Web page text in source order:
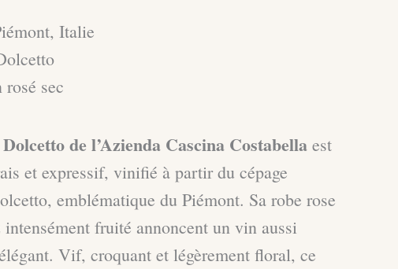
Italie
sec
de l’Azienda Cascina Costabella est
et expressif, vinifié à partir du cépage
emblématique du Piémont. Sa robe rose
fruité annoncent un vin aussi
Vif, croquant et légèrement floral, ce